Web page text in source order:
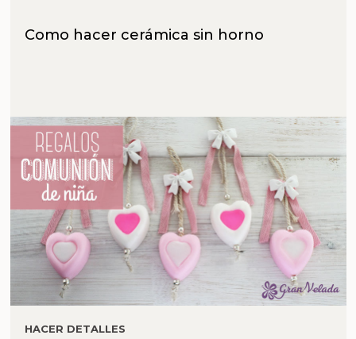
Como hacer cerámica sin horno
HACER DETALLES